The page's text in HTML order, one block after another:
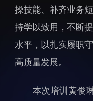
科研进展
科研诚信与伦理委员会
分析测试中心
操技能、补齐业务
持学以致用，不断
水平，以扎实履职
高质量发展。
本次培训黄俊